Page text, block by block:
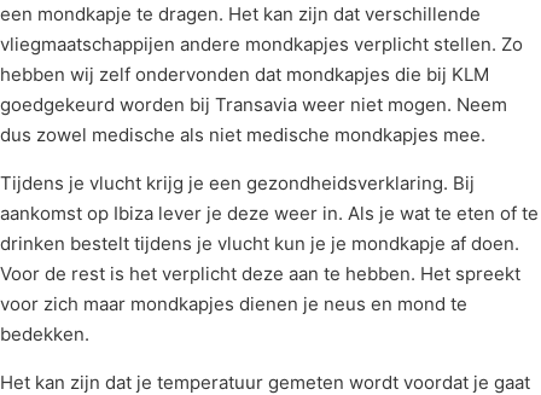
een mondkapje te dragen. Het kan zijn dat verschillende
vliegmaatschappijen andere mondkapjes verplicht stellen. Zo
hebben wij zelf ondervonden dat mondkapjes die bij KLM
goedgekeurd worden bij Transavia weer niet mogen. Neem
dus zowel medische als niet medische mondkapjes mee.
Tijdens je vlucht krijg je een gezondheidsverklaring. Bij
aankomst op Ibiza lever je deze weer in. Als je wat te eten of te
drinken bestelt tijdens je vlucht kun je je mondkapje af doen.
Voor de rest is het verplicht deze aan te hebben. Het spreekt
voor zich maar mondkapjes dienen je neus en mond te
bedekken.
Het kan zijn dat je temperatuur gemeten wordt voordat je gaat